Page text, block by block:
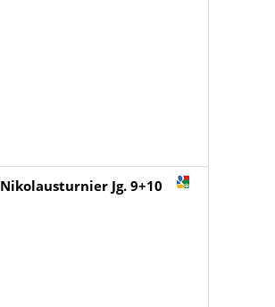
Nikolausturnier Jg. 9+10